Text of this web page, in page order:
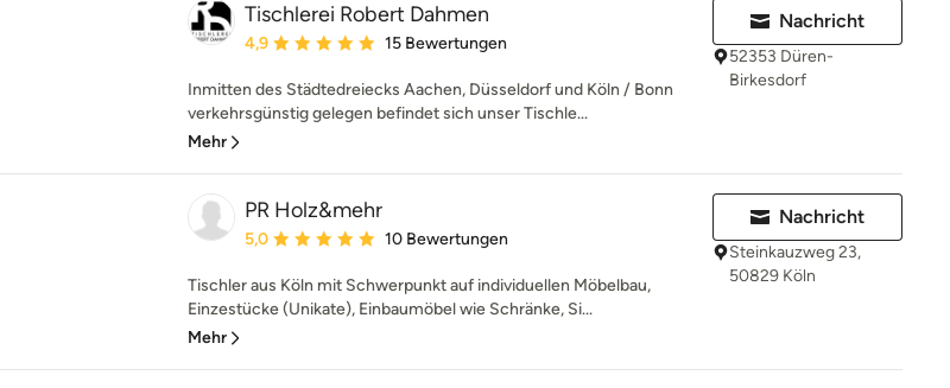
Tischlerei Robert Dahmen
Durchschnittliche Bewertung: 4.9 von 5 Sternen
4,9 15 Bewertungen
Inmitten des Städtedreiecks Aachen, Düsseldorf und Köln / Bonn
verkehrsgünstig gelegen befindet sich unser Tischle...
Mehr
Nachricht
52353 Düren-
Birkesdorf
PR Holz&mehr
Durchschnittliche Bewertung: 5 von 5 Sternen
5,0 10 Bewertungen
Tischler aus Köln mit Schwerpunkt auf individuellen Möbelbau,
Einzestücke (Unikate), Einbaumöbel wie Schränke, Si...
Mehr
Nachricht
Steinkauzweg 23,
50829 Köln